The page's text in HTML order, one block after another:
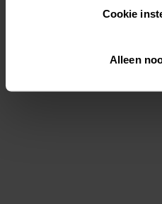
Lees hier meer over in ons
Via "Cookie instellingen"
Cookie
Alleen